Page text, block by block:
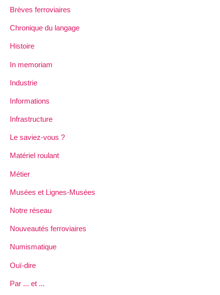
Brèves ferroviaires
Chronique du langage
Histoire
In memoriam
Industrie
Informations
Infrastructure
Le saviez-vous ?
Matériel roulant
Métier
Musées et Lignes-Musées
Notre réseau
Nouveautés ferroviaires
Numismatique
Ouï-dire
Par ... et ...